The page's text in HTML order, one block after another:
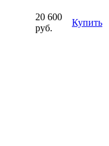
20 600
руб.
Купить